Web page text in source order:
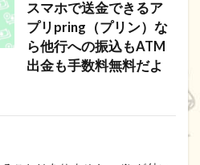
スマホで送金できるア
プリpring（プリン）な
ら他行への振込もATM
出金も手数料無料だよ